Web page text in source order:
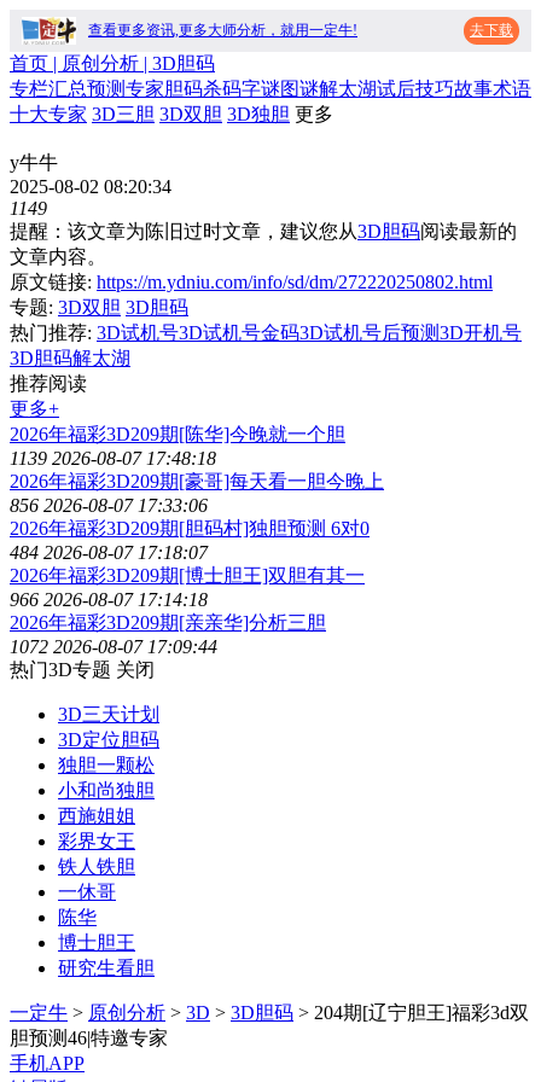
查看更多资讯,更多大师分析，就用一定牛! 去下载
首页 | 原创分析 | 3D胆码
专栏汇总预测专家胆码杀码字谜图谜解太湖试后技巧故事术语
十大专家 3D三胆 3D双胆 3D独胆 更多
y牛牛
2025-08-02 08:20:34
1149
提醒：该文章为陈旧过时文章，建议您从3D胆码阅读最新的
文章内容。
原文链接: https://m.ydniu.com/info/sd/dm/272220250802.html
专题: 3D双胆 3D胆码
热门推荐: 3D试机号3D试机号金码3D试机号后预测3D开机号
3D胆码解太湖
推荐阅读
更多+
2026年福彩3D209期[陈华]今晚就一个胆
1139 2026-08-07 17:48:18
2026年福彩3D209期[豪哥]每天看一胆今晚上
856 2026-08-07 17:33:06
2026年福彩3D209期[胆码村]独胆预测 6对0
484 2026-08-07 17:18:07
2026年福彩3D209期[博士胆王]双胆有其一
966 2026-08-07 17:14:18
2026年福彩3D209期[亲亲华]分析三胆
1072 2026-08-07 17:09:44
热门3D专题 关闭
3D三天计划
3D定位胆码
独胆一颗松
小和尚独胆
西施姐姐
彩界女王
铁人铁胆
一休哥
陈华
博士胆王
研究生看胆
一定牛 > 原创分析 > 3D > 3D胆码 > 204期[辽宁胆王]福彩3d双
胆预测46|特邀专家
手机APP